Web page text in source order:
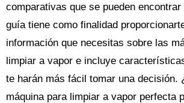
comparativas que se pueden
guía tiene como finalidad
información que necesitas sobre las
limpiar a vapor e incluye
te harán más fácil tomar una decisión.
máquinapara limpiar a vapor perfecta